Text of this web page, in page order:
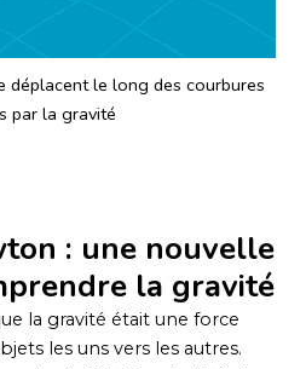
déplacent le long des courbures
par la gravité
: une nouvelle
la gravité
la gravité était une force
les uns vers les autres.